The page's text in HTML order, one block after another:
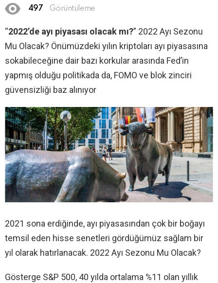
497 Görüntüleme
“2022’de ayı piyasası olacak mı?” 2022 Ayı Sezonu
Mu Olacak? Önümüzdeki yılın kriptoları ayı piyasasına
sokabileceğine dair bazı korkular arasında Fed’in
yapmış olduğu politikada da, FOMO ve blok zinciri
güvensizliği baz alınıyor
2021 sona erdiğinde, ayı piyasasından çok bir boğayı
temsil eden hisse senetleri gördüğümüz sağlam bir
yıl olarak hatırlanacak. 2022 Ayı Sezonu Mu Olacak?
Gösterge S&P 500, 40 yılda ortalama %11 olan yıllık